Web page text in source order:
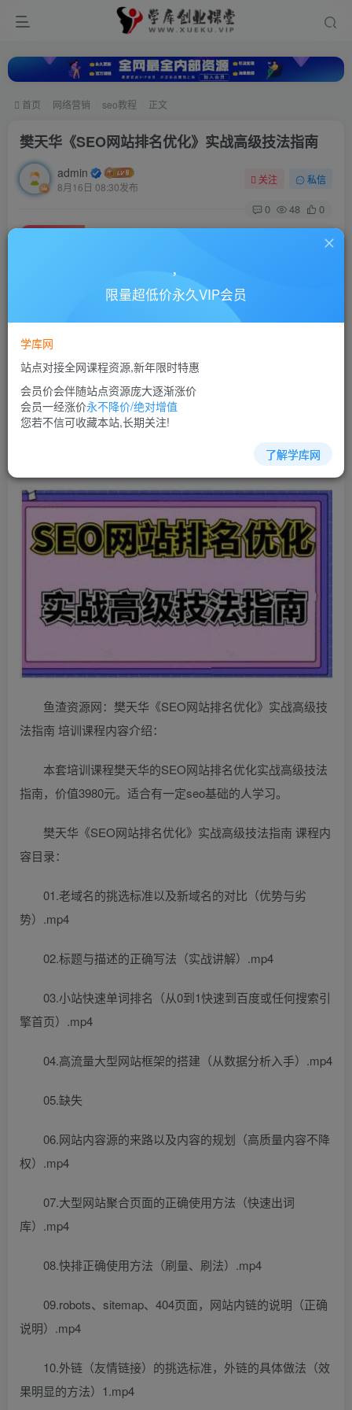
首页 网络营销 seo教程 正文
樊天华《SEO网站排名优化》实战高级技法指南
admin
8月16日 08:30发布
关注 私信
0 48 0
此内容为付费资源，请付费后查看
10
立即购买
您当前未登录！建议登陆后购买，可保存购买订单
付费资源
鱼渣资源网：樊天华《SEO网站排名优化》实战高级技
法指南 培训课程内容介绍：
本套培训课程樊天华的SEO网站排名优化实战高级技法
指南，价值3980元。适合有一定seo基础的人学习。
樊天华《SEO网站排名优化》实战高级技法指南 课程内
容目录：
01.老域名的挑选标准以及新域名的对比（优势与劣
势）.mp4
02.标题与描述的正确写法（实战讲解）.mp4
03.小站快速单词排名（从0到1快速到百度或任何搜索引
擎首页）.mp4
04.高流量大型网站框架的搭建（从数据分析入手）.mp4
05.缺失
06.网站内容源的来路以及内容的规划（高质量内容不降
权）.mp4
07.大型网站聚合页面的正确使用方法（快速出词
库）.mp4
08.快排正确使用方法（刷量、刷法）.mp4
09.robots、sitemap、404页面，网站内链的说明（正确
说明）.mp4
10.外链（友情链接）的挑选标准，外链的具体做法（效
果明显的方法）1.mp4
限量超低价永久VIP会员
学库网
站点对接全网课程资源,新年限时特惠
会员价会伴随站点资源庞大逐渐涨价
会员一经涨价永不降价/绝对增值
您若不信可收藏本站,长期关注!
了解学库网